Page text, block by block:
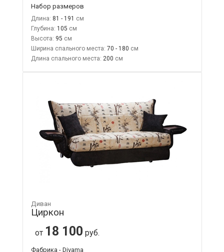
Набор размеров
Длина: 81 - 191
Глубина: 105
Высота: 95
Ширина спального места: 70 - 180
Длина спального места: 200
Диван
Циркон
от 18 100 руб.
Фабрика - Divama